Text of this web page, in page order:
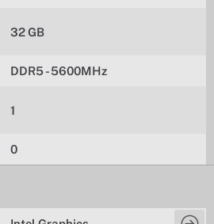
32 GB
DDR5 - 5600MHz
1
0